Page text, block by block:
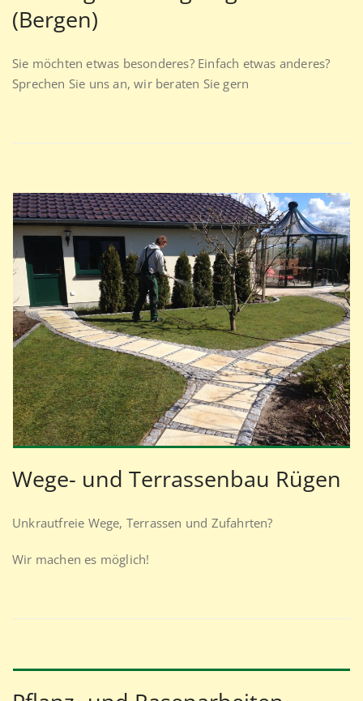
(Bergen)
Sie möchten etwas besonderes? Einfach etwas anderes?
Sprechen Sie uns an, wir beraten Sie gern
Wege- und Terrassenbau Rügen
Unkrautfreie Wege, Terrassen und Zufahrten?
Wir machen es möglich!